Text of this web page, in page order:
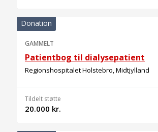
Donation
GAMMELT
Patientbog til dialysepatient
Regionshospitalet Holstebro, Midtjylland
Tildelt støtte
20.000 kr.